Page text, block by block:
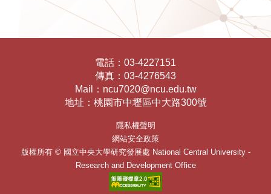
電話： 03-4227151
傳真： 03-4276543
Mail： ncu7020@ncu.edu.tw
地址： 桃園市中壢區中大路300號
隱私權聲明
網站安全政策
版權所有 © 國立中央大學研究發展處 National Central University -
Research and Development Office